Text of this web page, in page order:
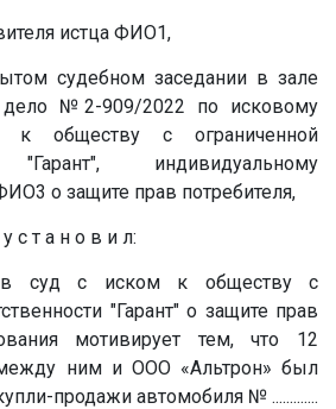
истца ФИО1,
судебном заседании в зале
дело №2-909/2022 по исковому
обществу с ограниченной
"Гарант", индивидуальному
о защите прав потребителя,
у с т а н о в и л:
в суд с иском к обществу с
"Гарант" о защите прав
мотивирует тем, что 12
ним и ООО «Альтрон» был
продажи автомобиля № .............